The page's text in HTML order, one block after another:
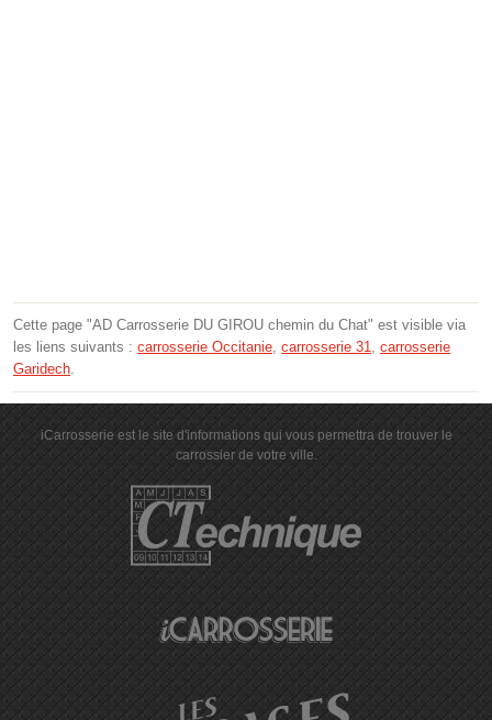
Cette page "AD Carrosserie DU GIROU chemin du Chat" est visible via
les liens suivants : carrosserie Occitanie carrosserie 31
carrosserie
Garidech
iCarrosserie est le site d'informations qui vous permettra de trouver le
carrossier de votre ville.